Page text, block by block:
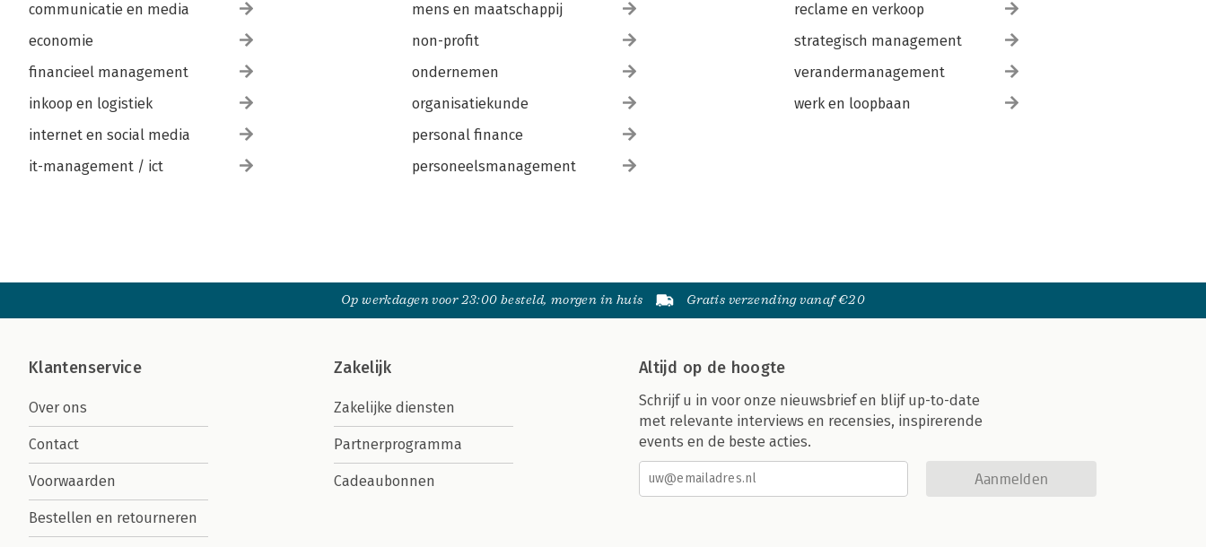
communicatie en media
economie
financieel management
inkoop en logistiek
internet en social media
it-management / ict
mens en maatschappij
non-profit
ondernemen
organisatiekunde
personal finance
personeelsmanagement
reclame en verkoop
strategisch management
verandermanagement
werk en loopbaan
Op werkdagen voor 23:00 besteld, morgen in huis Gratis verzending vanaf €20
Klantenservice
Over ons
Contact
Voorwaarden
Bestellen en retourneren
Zakelijk
Zakelijke diensten
Partnerprogramma
Cadeaubonnen
Altijd op de hoogte
Schrijf u in voor onze nieuwsbrief en blijf up-to-date
met relevante interviews en recensies, inspirerende
events en de beste acties.
Aanmelden